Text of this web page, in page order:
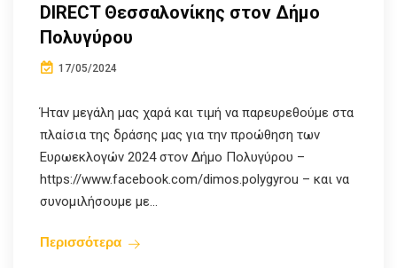
DIRECT Θεσσαλονίκης στον Δήμο
Πολυγύρου
17/05/2024
Ήταν μεγάλη μας χαρά και τιμή να παρευρεθούμε στα
πλαίσια της δράσης μας για την προώθηση των
Ευρωεκλογών 2024 στον Δήμο Πολυγύρου –
https://www.facebook.com/dimos.polygyrou – και να
συνομιλήσουμε με...
Περισσότερα